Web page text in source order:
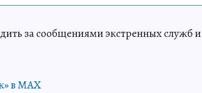
за сообщениями экстренных служб и
в MAX